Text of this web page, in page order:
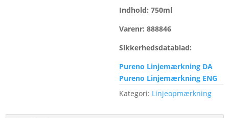
Indhold: 750ml
Varenr: 888846
Sikkerhedsdatablad:
Pureno Linjemærkning DA
Pureno Linjemærkning ENG
Kategori: Linjeopmærkning